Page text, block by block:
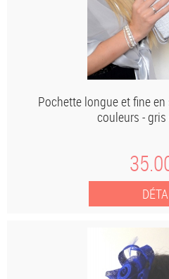
Pochette longue et fine
couleurs -
35